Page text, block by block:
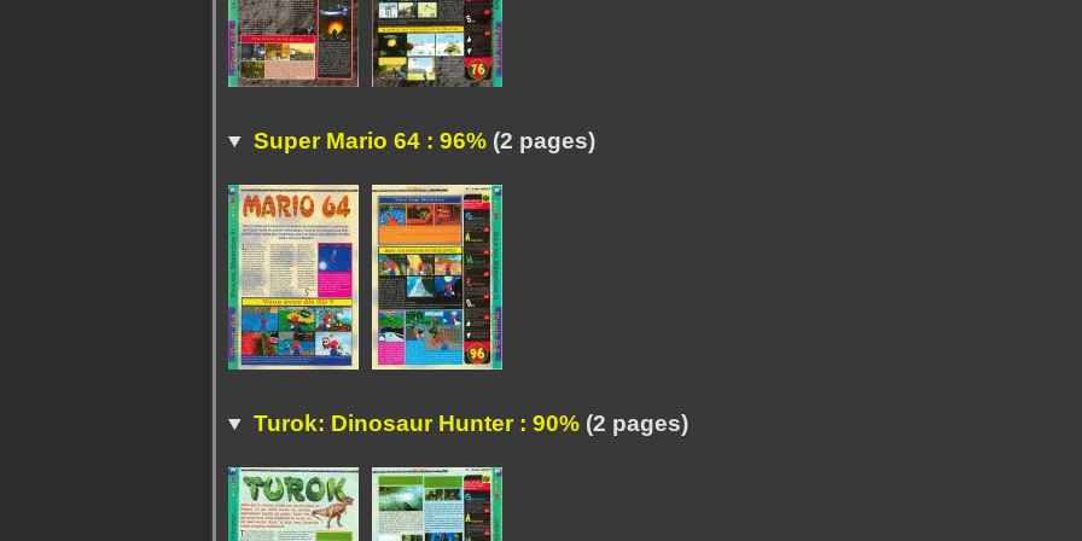
Super Mario 64 : 96%(2 pages)
Turok: Dinosaur Hunter : 90%(2 pages)